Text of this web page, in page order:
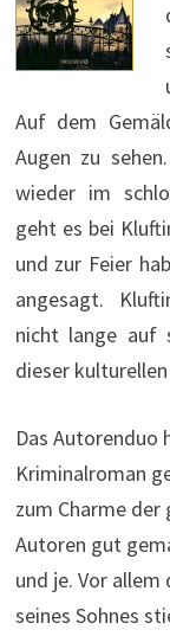
Auf dem
Augen zu
wieder im
geht es bei
und zur Feier
angesagt.
nicht lange auf
dieser
Das Autorenduo
Kriminalroman
zum Charme der
Autoren gut
und je. Vor
seines Sohnes